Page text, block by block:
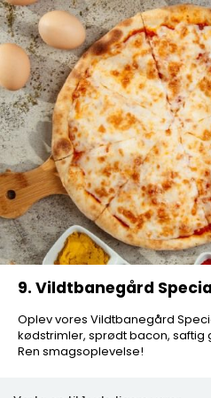
Pizza... Indbagt Pizza
9. Vildtbanegård
Oplev vores Vildtbanegård
kødstrimler, sprødt bacon,
Ren smagsoplevelse!